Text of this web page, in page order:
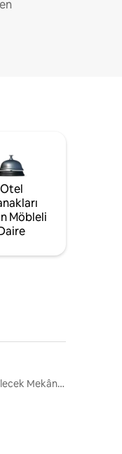
Otel
Möbleli
Aylık Kiralanabilecek Mekânlar